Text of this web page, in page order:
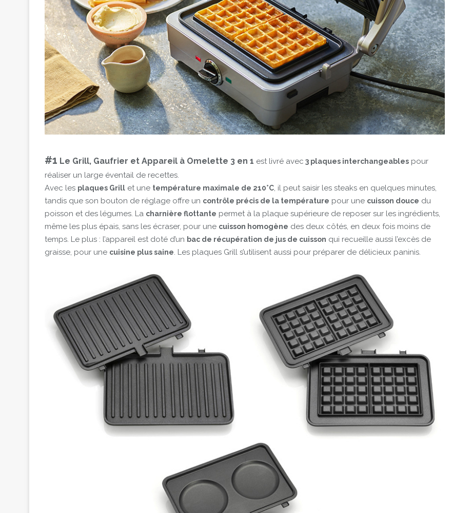
#1 Le Grill, Gaufrier et Appareil à Omelette 3 en 1 est livré avec 3 plaques interchangeables pour
réaliser un large éventail de recettes.
Avec les plaques Grill et une température maximale de 210°C, il peut saisir les steaks en quelques minutes,
tandis que son bouton de réglage offre un contrôle précis de la température pour une cuisson douce du
poisson et des légumes. La charnière flottante permet à la plaque supérieure de reposer sur les ingrédients,
même les plus épais, sans les écraser, pour une cuisson homogène des deux côtés, en deux fois moins de
temps. Le plus : l’appareil est doté d’un bac de récupération de jus de cuisson qui recueille aussi l’excès de
graisse, pour une cuisine plus saine. Les plaques Grill s’utilisent aussi pour préparer de délicieux paninis.